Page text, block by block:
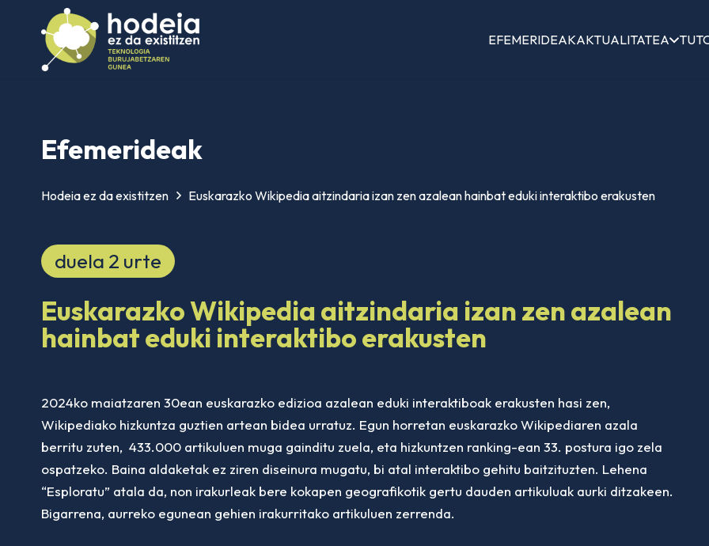
EFEMERIDEAKAKTUALITATEA
Efemerideak
Hodeia ez da existitzen Euskarazko Wikipedia aitzindaria izan zen azalean hainbat eduki interaktibo erakusten
duela 2 urte
Euskarazko Wikipedia aitzindaria izan zen azalean
hainbat eduki interaktibo erakusten
2024ko maiatzaren 30ean euskarazko edizioa azalean eduki interaktiboak erakusten hasi zen,
Wikipediako hizkuntza guztien artean bidea urratuz. Egun horretan euskarazko Wikipediaren azala
berritu zuten, 433.000 artikuluen muga gainditu zuela, eta hizkuntzen ranking-ean 33. postura igo zela
ospatzeko. Baina aldaketak ez ziren diseinura mugatu, bi atal interaktibo gehitu baitzituzten. Lehena
“Esploratu” atala da, non irakurleak bere kokapen geografikotik gertu dauden artikuluak aurki ditzakeen.
Bigarrena, aurreko egunean gehien irakurritako artikuluen zerrenda.